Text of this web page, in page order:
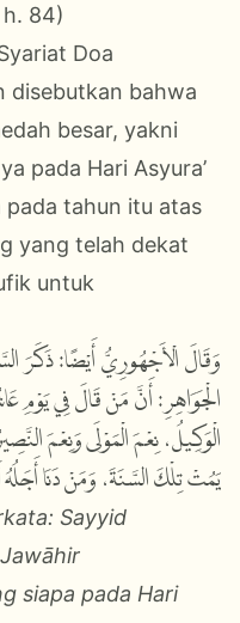
84)
Doa
disebutkan bahwa
besar, yakni
pada Hari Asyura’
tahun itu atas
yang telah dekat
untuk
وَقَالَ الْأَجْهُورِيُّ أَيْضًا: ذَكَرَ
الْجَوَاهِرِ: أَنَّ مَنْ قَالَ فِي يَوْمِ
الْوَكِيلُ، نِعْمَ الْمَوْلَى وَنِعْمَ
يَمُتْ تِلْكَ السَّنَةَ، وَمَنْ دَنَا أَجَلُهُ
Sayyid
siapa pada Hari